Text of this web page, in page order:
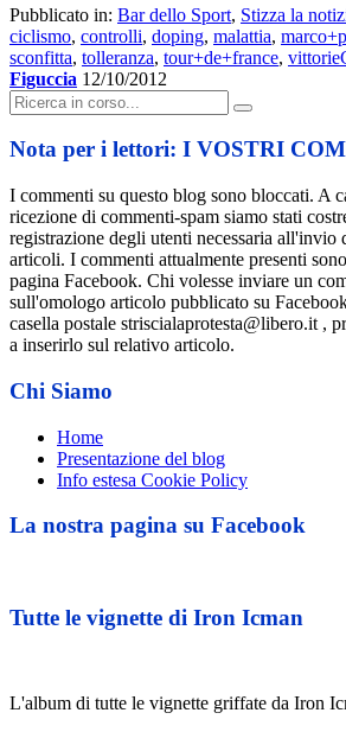
di
Il
caso
Armstrong
esaltazione
dello
contemporaneo
Pubblicato in: Bar dello Sport, Stizza la
ciclismo, controlli, doping, malattia,
sconfitta, tolleranza, tour+de+france, vittorie
Figuccia 12/10/2012
Cerca:
Nota per i lettori: I VOSTRI
I commenti su questo blog sono bloccati. A
ricezione di commenti-spam siamo stati
registrazione degli utenti necessaria all'invio
articoli. I commenti attualmente presenti
pagina Facebook. Chi volesse inviare un
sull'omologo articolo pubblicato su
casella postale striscialaprotesta@libero.it ,
a inserirlo sul relativo articolo.
Chi Siamo
Home
Presentazione del blog
Info estesa Cookie Policy
La nostra pagina su Facebook
Tutte le vignette di Iron Icman
L'album di tutte le vignette griffate da Iron